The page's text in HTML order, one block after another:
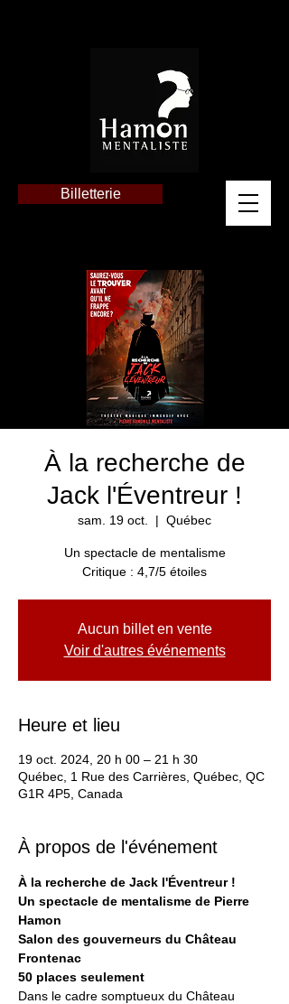
Billetterie
À la recherche de
Jack l'Éventreur !
sam. 19 oct.
  |
Québec
Un spectacle de mentalisme
Critique : 4,7/5 étoiles
Aucun billet en vente
Voir d'autres événements
Heure et lieu
19 oct. 2024, 20 h 00 – 21 h 30
Québec, 1 Rue des Carrières, Québec, QC
G1R 4P5, Canada
À propos de l'événement
À la recherche de Jack l'Éventreur !
Un spectacle de mentalisme de Pierre
Hamon
Salon des gouverneurs du Château
Frontenac
50 places seulement
Dans le cadre somptueux du Château